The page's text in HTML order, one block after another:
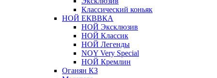
Классический коньяк
НОЙ ЕКВВКА
НОЙ Эксклюзив
НОЙ Классик
НОЙ Легенды
NOY Very Speсial
НОЙ Кремлин
Оганян КЗ